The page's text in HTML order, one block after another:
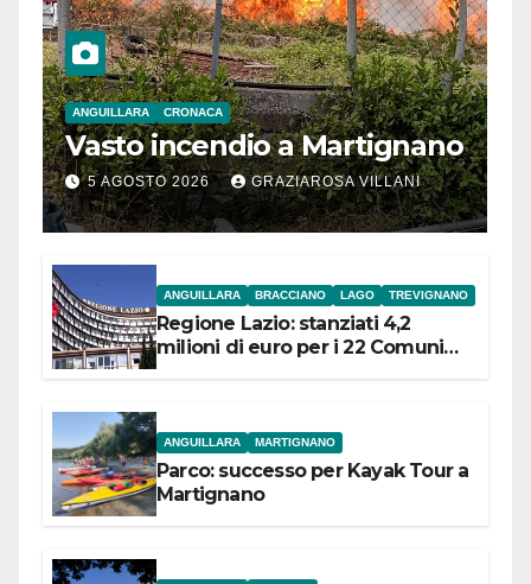
ANGUILLARA CRONACA
Vasto incendio a Martignano
5 AGOSTO 2026 GRAZIAROSA VILLANI
ANGUILLARA BRACCIANO LAGO TREVIGNANO
Regione Lazio: stanziati 4,2
milioni di euro per i 22 Comuni
ANGUILLARA MARTIGNANO
Parco: successo per Kayak Tour a
Martignano